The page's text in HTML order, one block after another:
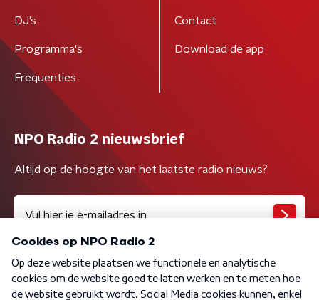
DJ’s
Programma's
Frequenties
Contact
Download de app
NPO Radio 2 nieuwsbrief
Altijd op de hoogte van het laatste radio nieuws?